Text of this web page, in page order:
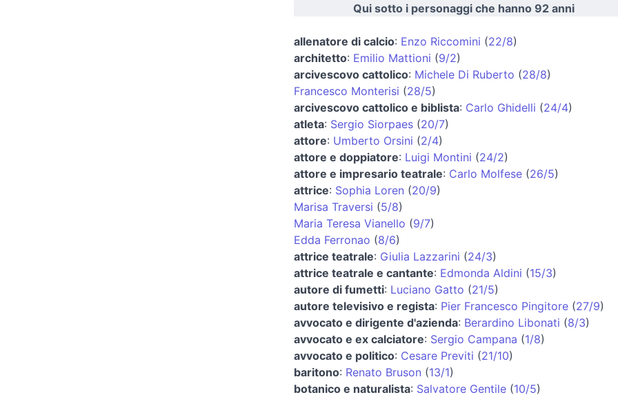
Qui sotto i personaggi che hanno 92 anni
allenatore di calcio: Enzo Riccomini (22/8)
architetto: Emilio Mattioni (9/2)
arcivescovo cattolico: Michele Di Ruberto (28/8)
Francesco Monterisi (28/5)
arcivescovo cattolico e biblista: Carlo Ghidelli (24/4)
atleta: Sergio Siorpaes (20/7)
attore: Umberto Orsini (2/4)
attore e doppiatore: Luigi Montini (24/2)
attore e impresario teatrale: Carlo Molfese (26/5)
attrice: Sophia Loren (20/9)
Marisa Traversi (5/8)
Maria Teresa Vianello (9/7)
Edda Ferronao (8/6)
attrice teatrale: Giulia Lazzarini (24/3)
attrice teatrale e cantante: Edmonda Aldini (15/3)
autore di fumetti: Luciano Gatto (21/5)
autore televisivo e regista: Pier Francesco Pingitore (27/9)
avvocato e dirigente d'azienda: Berardino Libonati (8/3)
avvocato e ex calciatore: Sergio Campana (1/8)
avvocato e politico: Cesare Previti (21/10)
baritono: Renato Bruson (13/1)
botanico e naturalista: Salvatore Gentile (10/5)